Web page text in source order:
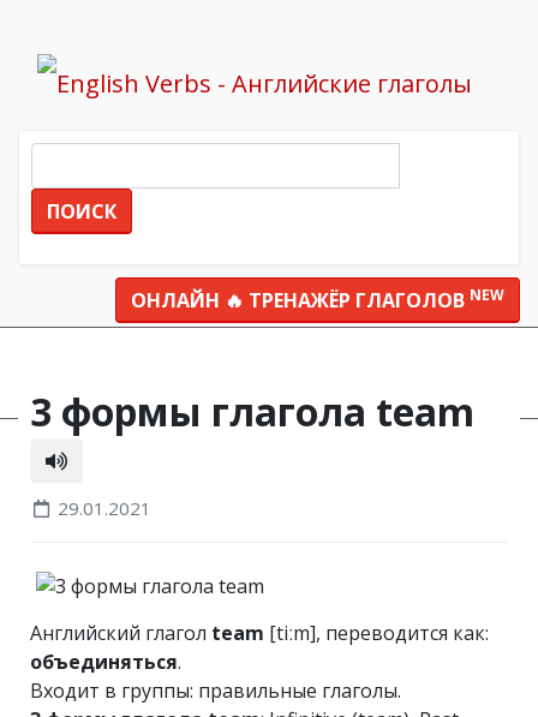
ПОИСК
ОНЛАЙН 🔥 ТРЕНАЖЁР ГЛАГОЛОВ NEW
3 формы глагола team
29.01.2021
Английский глагол team [tiːm], переводится как:
объединяться.
Входит в группы: правильные глаголы.